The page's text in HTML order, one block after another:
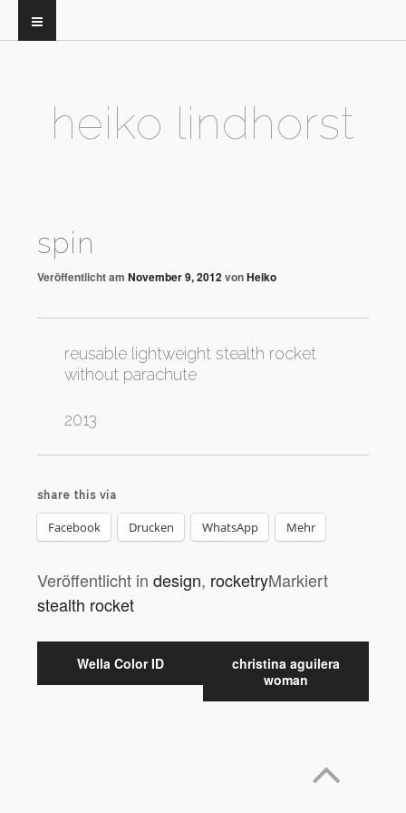
heiko lindhorst
spin
Veröffentlicht am November 9, 2012vonHeiko
reusable lightweight stealth rocket
without parachute
2013
share this via
Facebook Drucken WhatsApp Mehr
Veröffentlicht in design, rocketryMarkiert
stealth rocket
Wella Color ID
christina aguilera
woman